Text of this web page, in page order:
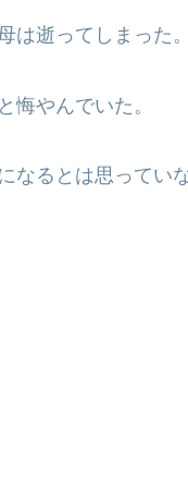
は逝ってしまった。
悔やんでいた。
なるとは思ってい